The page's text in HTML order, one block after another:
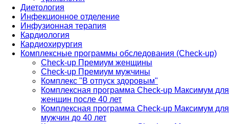
Диетология
Инфекционное отделение
Инфузионная терапия
Кардиология
Кардиохирургия
Комплексные программы обследования (Check-up)
Check-up Премиум женщины
Check-up Премиум мужчины
Комплекс "В отпуск здоровым"
Комплексная программа Check-up Максимум для
женщин после 40 лет
Комплексная программа Check-up Максимум для
мужчин до 40 лет